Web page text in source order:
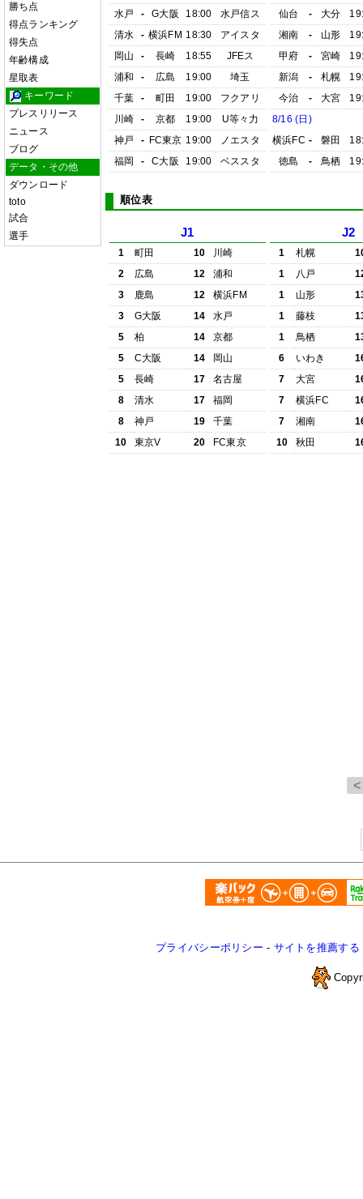
勝ち点
得点ランキング
得失点
年齢構成
星取表
キーワード
プレスリリース
ニュース
ブログ
データ・その他
ダウンロード
toto
試合
選手
水戸
- G大阪 18:00
水戸信ス
清水
- 横浜FM 18:30
アイスタ
岡山
- 長崎 18:55
JFEス
浦和
- 広島 19:00
埼玉
千葉
- 町田 19:00
フクアリ
川崎
- 京都 19:00
U等々力
神戸
- FC東京 19:00
ノエスタ
福岡
- C大阪 19:00 ベススタ
仙台
- 大分
湘南
- 山形
甲府
- 宮崎
新潟
- 札幌
今治
- 大宮
8/16 (日)
横浜FC - 磐田
徳島
- 鳥栖
順位表
J1
1 町田 10
川崎
2
広島 12
浦和
3
鹿島 12
横浜FM
3
G大阪 14
水戸
5
柏 14
京都
5
C大阪 14
岡山
5
長崎 17
名古屋
8
清水 17
福岡
8
神戸 19
千葉
10
東京V 20 FC東京
J2
1 札幌
1
八戸
1
山形
1
藤枝
1
鳥栖
6
いわき
7
大宮
7
横浜FC
7
湘南
10
秋田
プライバシーポリシー - サイトを推薦する